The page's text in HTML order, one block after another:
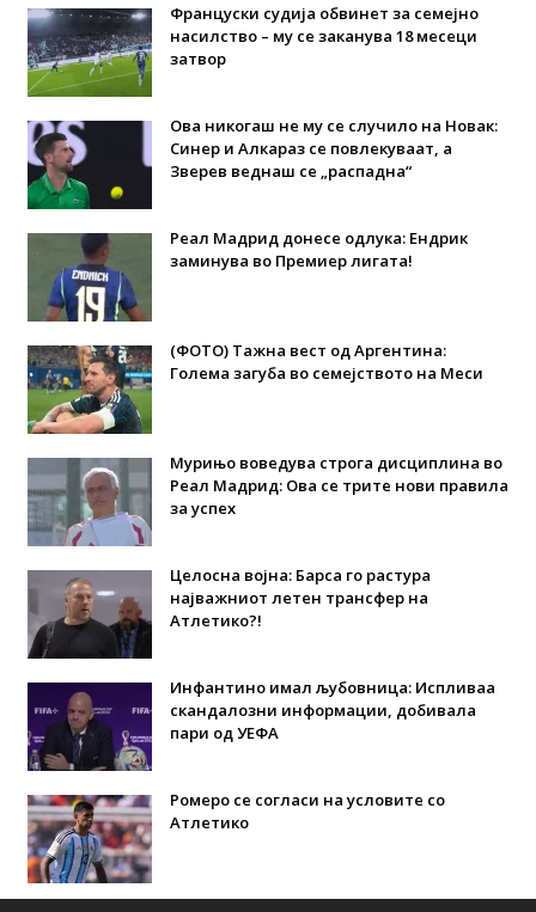
Француски судија обвинет за семејно
насилство – му се заканува 18 месеци
затвор
Ова никогаш не му се случило на Новак:
Синер и Алкараз се повлекуваат, а
Зверев веднаш се „распадна“
Реал Мадрид донесе одлука: Eндрик
заминува во Премиер лигата!
(ФОТО) Тажна вест од Аргентина:
Голема загуба во семејството на Меси
Мурињо воведува строга дисциплина во
Реал Мадрид: Ова се трите нови правила
за успех
Целосна војна: Барса го растура
најважниот летен трансфер на
Атлетико?!
Инфантино имал љубовница: Испливаа
скандалозни информации, добивала
пари од УЕФА
Ромеро се согласи на условите со
Атлетико